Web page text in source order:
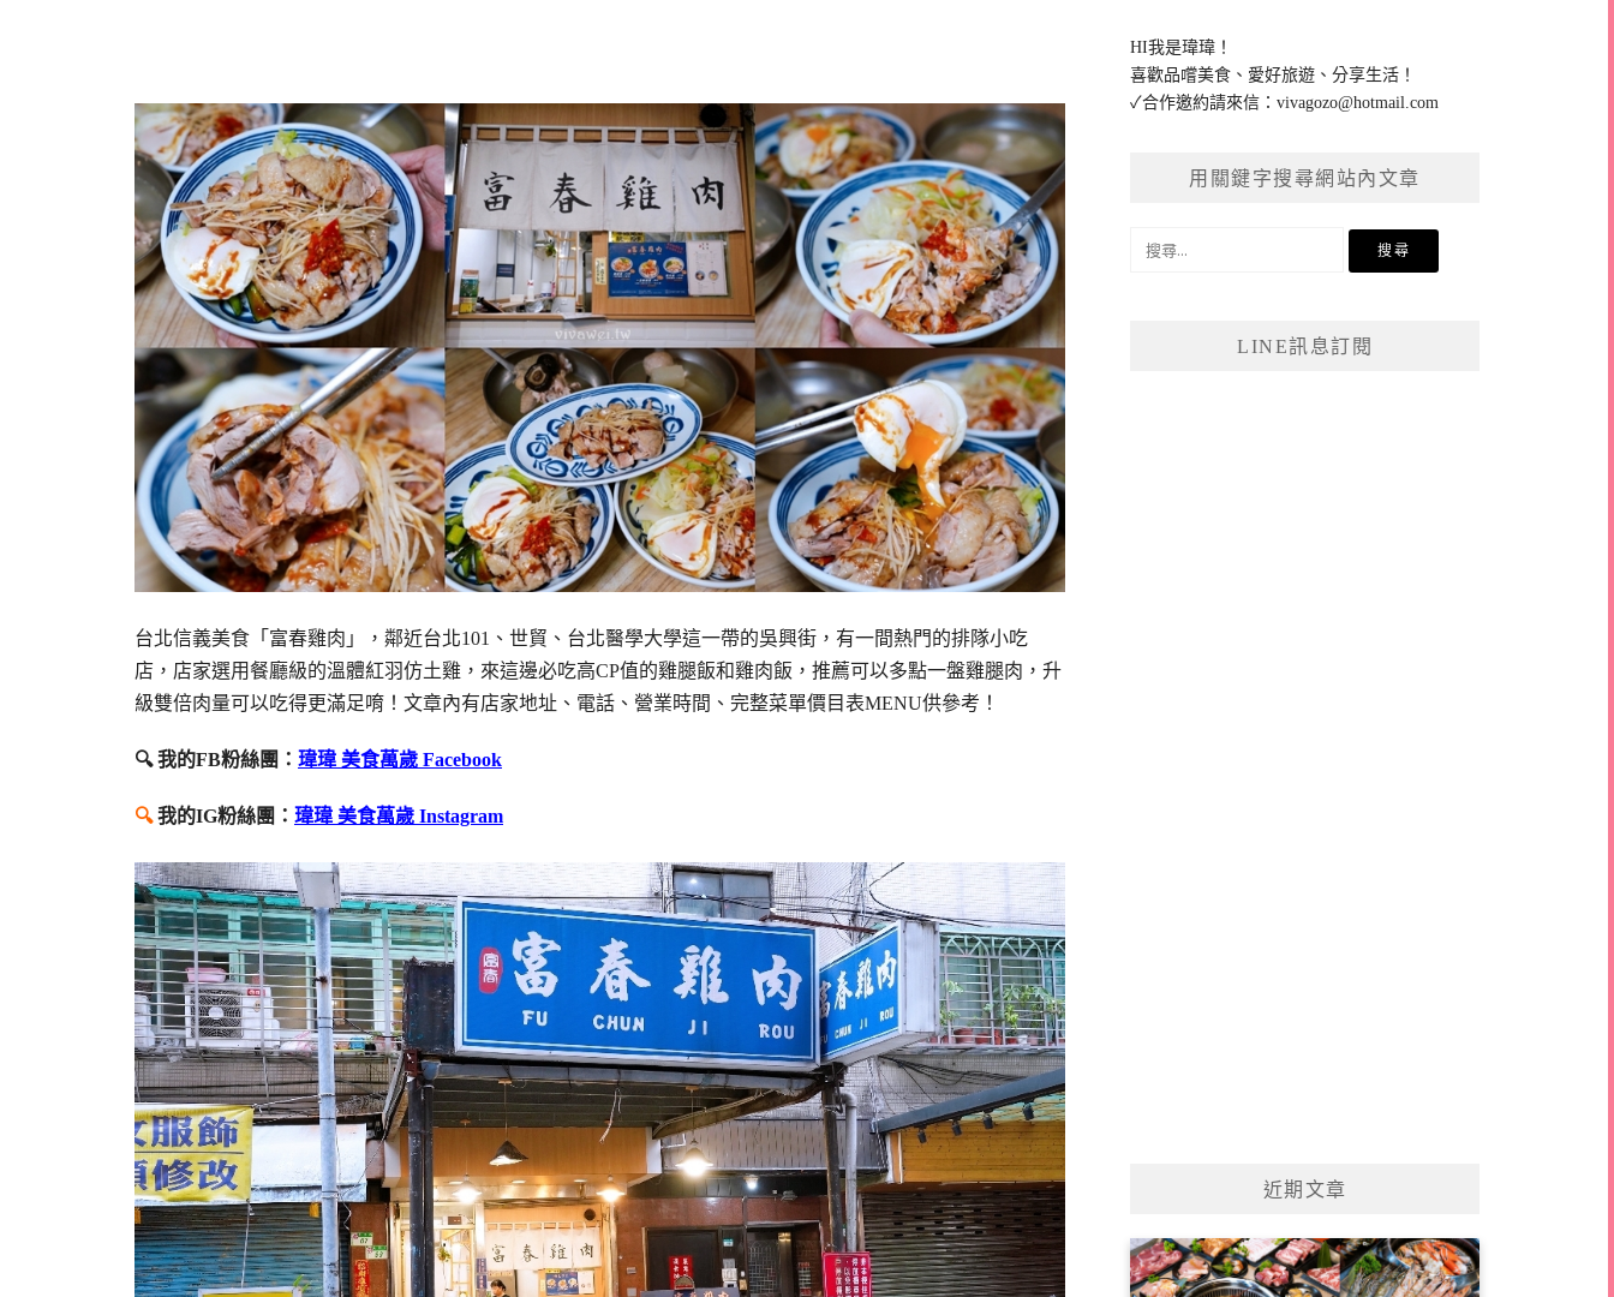
台北信義美食「富春雞肉」，鄰近台北101、世貿、台北醫學大學這一帶的吳興街，有一間熱門的排隊小吃
店，店家選用餐廳級的溫體紅羽仿土雞，來這邊必吃高CP值的雞腿飯和雞肉飯，推薦可以多點一盤雞腿肉，升
級雙倍肉量可以吃得更滿足唷！文章內有店家地址、電話、營業時間、完整菜單價目表MENU供參考！
🔍 我的FB粉絲團： 瑋瑋 美食萬歲 Facebook
🔍我的IG粉絲團： 瑋瑋 美食萬歲 Instagram
HI我是瑋瑋！
喜歡品嚐美食、愛好旅遊、分享生活！
✓合作邀約請來信：vivagozo@hotmail.com
用關鍵字搜尋網站內文章
LINE訊息訂閱
近期文章